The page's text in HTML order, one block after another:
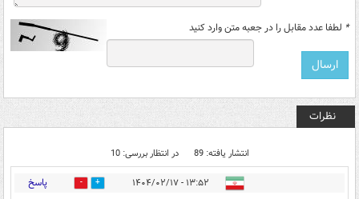
* لطفا عدد مقابل را در جعبه متن وارد کنید
نظرات
انتشار یافته: 89 در انتظار بررسی: 10
۱۳:۵۲ - ۱۴۰۴/۰۲/۱۷ 46 پاسخ